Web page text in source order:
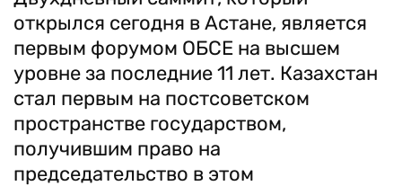
открылся сегодня в Астане, является
первым форумом ОБСЕ на высшем
уровне за последние 11 лет. Казахстан
стал первым на постсоветском
пространстве государством,
получившим право на
председательство в этом